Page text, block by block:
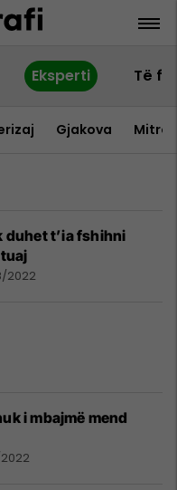
Eksperti Të
Gjakova
duhet t’ia fshihni
2022
i mbajmë mend